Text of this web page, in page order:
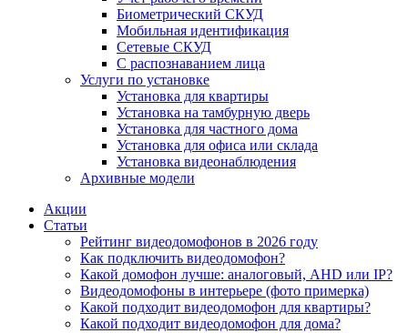
Биометрический СКУД
Мобильная идентификация
Сетевые СКУД
С распознаванием лица
Услуги по установке
Установка для квартиры
Установка на тамбурную дверь
Установка для частного дома
Установка для офиса или склада
Установка видеонаблюдения
Архивные модели
Акции
Статьи
Рейтинг видеодомофонов в 2026 году
Как подключить видеодомофон?
Какой домофон лучше: аналоговый, AHD или IP?
Видеодомофоны в интерьере (фото примерка)
Какой подходит видеодомофон для квартиры?
Какой подходит видеодомофон для дома?